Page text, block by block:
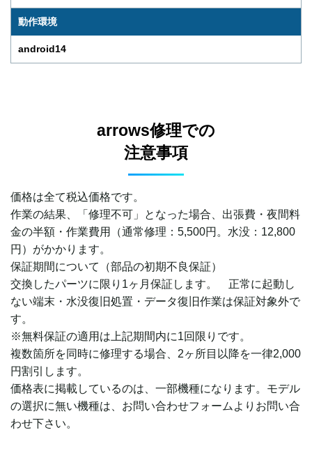
動作環境
android14
arrows修理での
注意事項
価格は全て税込価格です。
作業の結果、「修理不可」となった場合、出張費・夜間料
金の半額・作業費用（通常修理：5,500円。水没：12,800
円）がかかります。
保証期間について（部品の初期不良保証）
交換したパーツに限り1ヶ月保証します。 正常に起動し
ない端末・水没復旧処置・データ復旧作業は保証対象外で
す。
※無料保証の適用は上記期間内に1回限りです。
複数箇所を同時に修理する場合、2ヶ所目以降を一律2,000
円割引します。
価格表に掲載しているのは、一部機種になります。モデル
の選択に無い機種は、お問い合わせフォームよりお問い合
わせ下さい。